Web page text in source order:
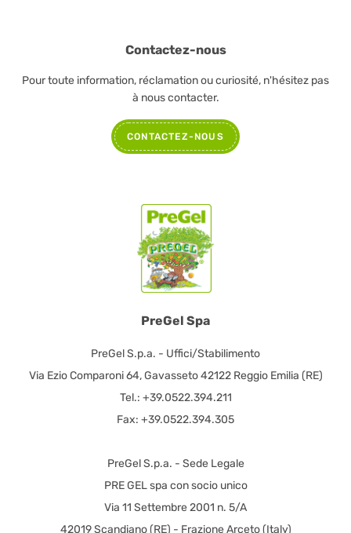
PreGel Spa
PreGel S.p.a. - Uffici/Stabilimento
Via Ezio Comparoni 64, Gavasseto 42122 Reggio Emilia (RE)
Tel.: +39.0522.394.211
Fax: +39.0522.394.305
PreGel S.p.a. - Sede Legale
PRE GEL spa con socio unico
Via 11 Settembre 2001 n. 5/A
42019 Scandiano (RE) - Frazione Arceto (Italy)
Contactez-nous
Pour toute information, réclamation ou curiosité, n'hésitez pas
à nous contacter.
CONTACTEZ-NOUS